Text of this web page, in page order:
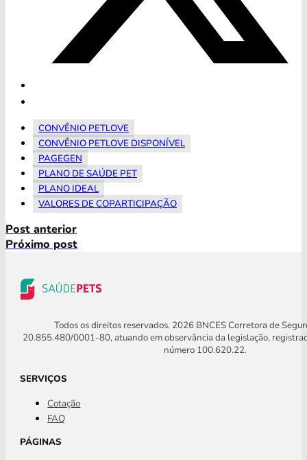
CONVÊNIO PETLOVE
CONVÊNIO PETLOVE DISPONÍVEL
PAGEGEN
PLANO DE SAÚDE PET
PLANO IDEAL
VALORES DE COPARTICIPAÇÃO
Post anterior
Próximo post
Todos os direitos reservados. 2026 BNCES Corretora de
20.855.480/0001-80, atuando em observância da legislação,
número 100.620.22.
SERVIÇOS
Cotação
FAQ
PÁGINAS